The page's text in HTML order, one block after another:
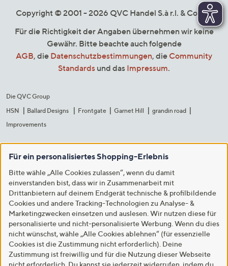
Copyright © 2001 - 2026 QVC Handel S.à r.l. & Co. KG
Für die Richtigkeit der Angaben übernehmen wir keine
Gewähr. Bitte beachte auch folgende
AGB, die Datenschutzbestimmungen, die Community
Standards und das Impressum.
Die QVC Group
HSN
Ballard Designs Frontgate Garnet Hill
grandin road
Improvements
Für ein personalisiertes Shopping-Erlebnis
Bitte wähle „Alle Cookies zulassen“, wenn du damit
einverstanden bist, dass wir in Zusammenarbeit mit
Drittanbietern auf deinem Endgerät technische & profilbildende
Cookies und andere Tracking-Technologien zu Analyse- &
Marketingzwecken einsetzen und auslesen. Wir nutzen diese für
personalisierte und nicht-personalisierte Werbung. Wenn du dies
nicht wünschst, wähle „Alle Cookies ablehnen“ (für essenzielle
Cookies ist die Zustimmung nicht erforderlich). Deine
Zustimmung ist freiwillig und für die Nutzung dieser Webseite
nicht erforderlich. Du kannst sie jederzeit widerrufen, indem du